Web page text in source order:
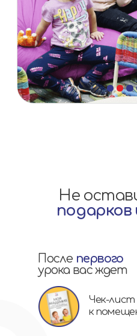
дней
: 1
часов
: 0
минут
:
Оплатить доступ
со скидкой